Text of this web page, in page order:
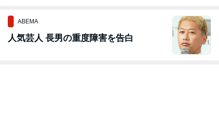
ABEMA
人気芸人 長男の重度障害を告白